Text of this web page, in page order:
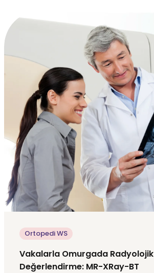
Ortopedi WS
Vakalarla Omurgada Radyolojik
Değerlendirme: MR-XRay-BT